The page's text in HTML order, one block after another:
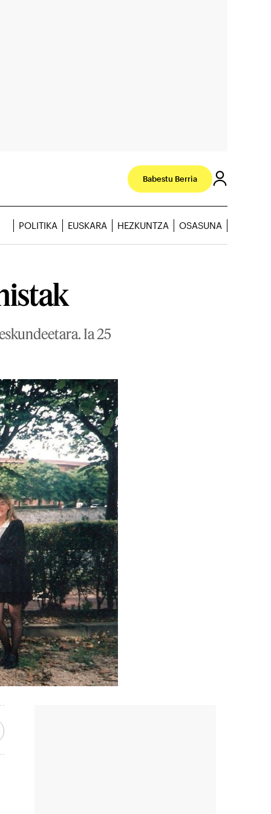
Babestu Berria
POLITIKA EUSKARA HEZKUNTZA OSASUNA
Ia 25